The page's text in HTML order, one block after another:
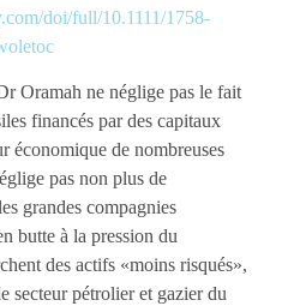
doi/full/10.1111/1758-
Oramah ne néglige pas le fait
financés par des capitaux
économique de nombreuses
pas non plus de
grandes compagnies
butte à la pression du
des actifs «moins risqués»,
secteur pétrolier et gazier du